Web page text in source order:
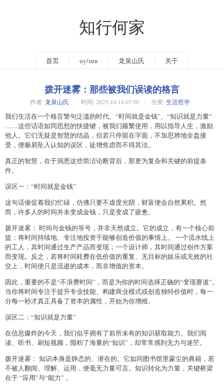
知行何家
首页 uy/sun 龙泉山氏 关于
拨开迷雾：那些被我们误读的格言
作者: 龙泉山氏 时间: 2025-10-14 07:50 分类: 生活哲学
我们生活在一个格言警句泛滥的时代。“时间就是金钱”、“知识就是力量”
……这些话语如同思想的快捷键，被我们频繁使用，用以指导人生，激励
他人。它们无疑是智慧的结晶，但若只停留在字面，不加思辨地全盘接
受，便极易坠入认知的误区，徒增焦虑而不得其法。
真正的智慧，在于洞悉这些简洁论断背后，那更为复杂和关键的前提条
件。
误区一：“时间就是金钱”
这句话催促着我们忙碌，仿佛只要不虚度光阴，财富便会自然累积。然
而，许多人的时间并未变成金钱，只是变成了疲惫。
拨开迷雾： 时间与金钱的等号，并非天然成立。它的成立，有一个核心前
提：将时间持续地、专注地投资于能够创造价值的事情上。 一个流水线上
的工人，其时间通过生产产品而变现；一个设计师，其时间通过创作方案
而变现。反之，若将时间耗费在低价值的重复、无目标的娱乐或无效的社
交上，时间便只是流逝的成本，而非增值的资本。
因此，重要的不是“不浪费时间”，而是为你的时间选择正确的“变现赛道”。
当你将时间专注于提升专业技能、构建商业模式或创造独特价值时，每一
分每一秒才真正具备了资本的属性，开始为你增殖。
误区二：“知识就是力量”
在信息爆炸的今天，我们似乎拥有了前所未有的知识获取能力。我们阅
读、听书、刷短视频，囤积了海量的“知识”，却常常感到无力与迷茫。
拨开迷雾： 知识本身是静态的、潜在的。它如同图书馆里蒙尘的典籍，若
不被人翻阅、理解、运用，便毫无力量可言。知识转化为力量，关键桥梁
在于 “应用”与“能力” 。